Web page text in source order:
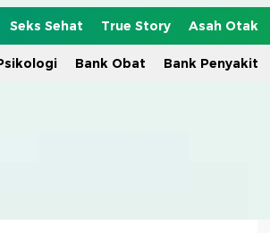
Seks Sehat True Story Asah Otak
Bank Obat Bank Penyakit